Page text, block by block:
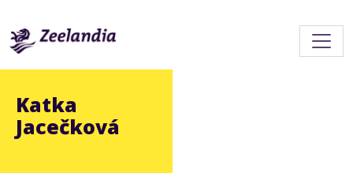
Katka
Jacečková